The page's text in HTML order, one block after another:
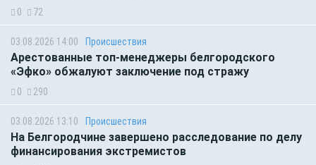
0 72
03.08.2026 14:00 Происшествия
Арестованные топ-менеджеры белгородского
«Эфко» обжалуют заключение под стражу
0 290
03.08.2026 13:10 Происшествия
На Белгородчине завершено расследование по делу
финансирования экстремистов